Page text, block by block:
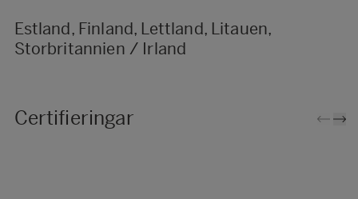
Estland, Finland, Lettland, Litauen,
Storbritannien / Irland
Certifieringar